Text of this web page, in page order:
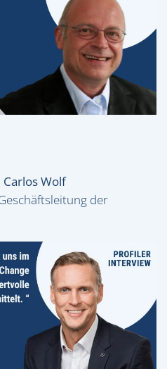
Wolf
der